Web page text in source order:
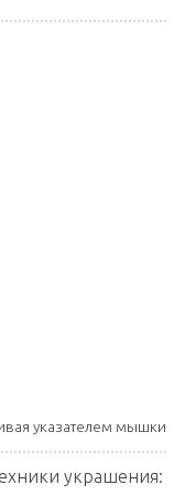
указателем мышки
украшения: